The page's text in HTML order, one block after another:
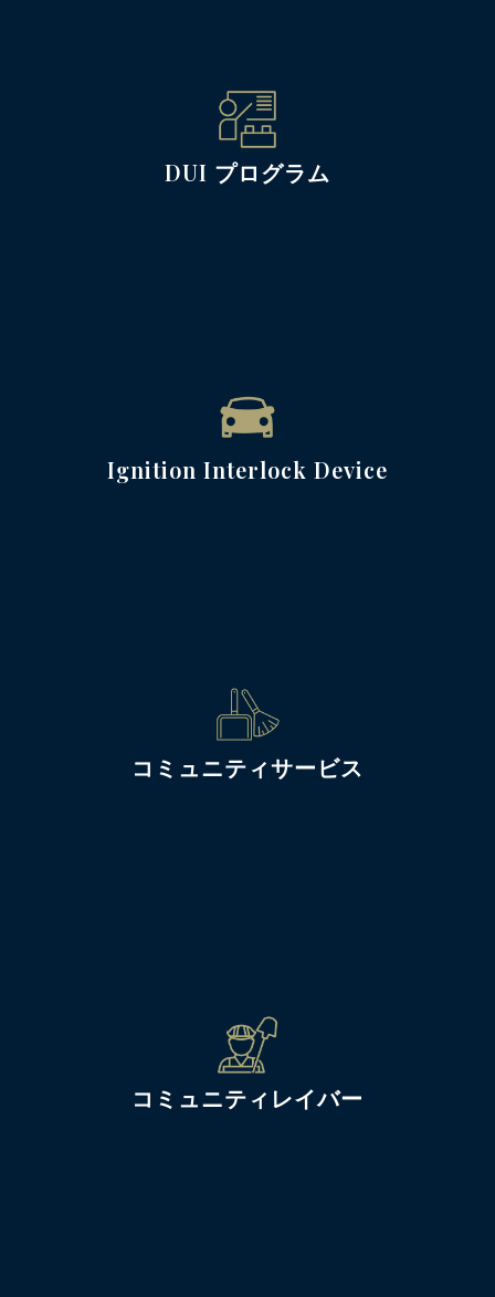
DUI プログラム
Ignition Interlock Device
コミュニティサービス
コミュニティレイバー